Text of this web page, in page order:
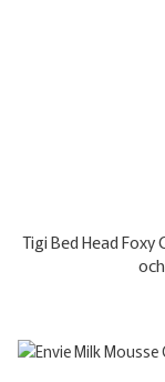
Tigi Bed Head